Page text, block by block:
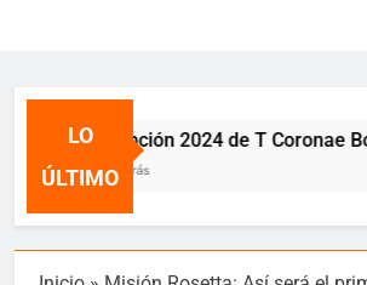
LO
ÚLTIMO
La erupción 2024 de T Coronae
2 años atrás